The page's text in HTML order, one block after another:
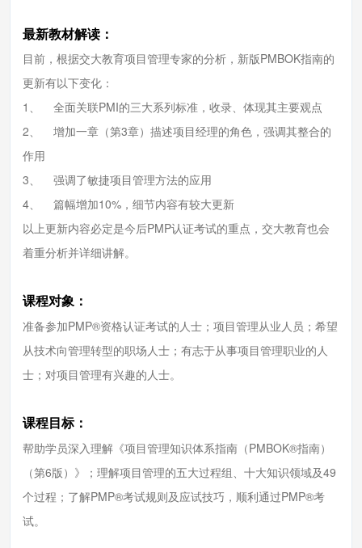
最新教材解读：
目前，根据交大教育项目管理专家的分析，新版PMBOK指南的
更新有以下变化：
1、 全面关联PMI的三大系列标准，收录、体现其主要观点
2、 增加一章（第3章）描述项目经理的角色，强调其整合的
作用
3、 强调了敏捷项目管理方法的应用
4、 篇幅增加10%，细节内容有较大更新
以上更新内容必定是今后PMP认证考试的重点，交大教育也会
着重分析并详细讲解。
课程对象：
准备参加PMP®资格认证考试的人士；项目管理从业人员；希望
从技术向管理转型的职场人士；有志于从事项目管理职业的人
士；对项目管理有兴趣的人士。
课程目标：
帮助学员深入理解《项目管理知识体系指南（PMBOK®指南）
（第6版）》；理解项目管理的五大过程组、十大知识领域及49
个过程；了解PMP®考试规则及应试技巧，顺利通过PMP®考
试。